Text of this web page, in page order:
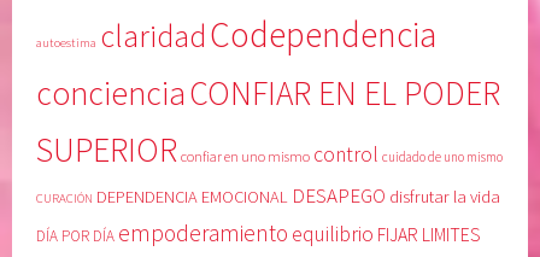
autoestima claridadCodependencia
concienciaCONFIAR EN EL PODER
SUPERIOR confiar en uno mismo control cuidado de uno mismo
CURACIÓN DEPENDENCIA EMOCIONAL DESAPEGO disfrutar la vida
DÍA POR DÍA empoderamiento equilibrio FIJAR LIMITES